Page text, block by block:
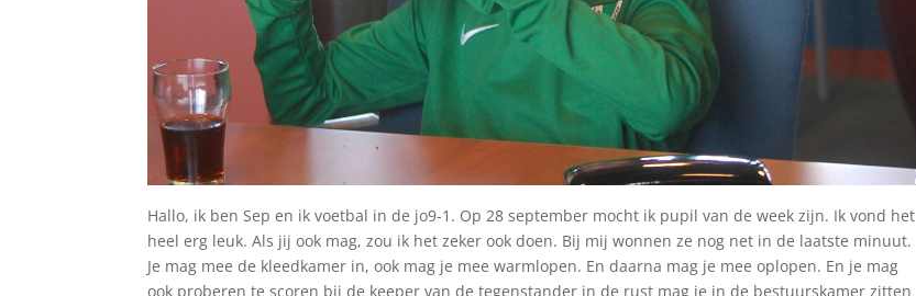
Hallo, ik ben Sep en ik voetbal in de jo9-1. Op 28 september mocht ik pupil van de week zijn. Ik vond het
heel erg leuk. Als jij ook mag, zou ik het zeker ook doen. Bij mij wonnen ze nog net in de laatste minuut.
Je mag mee de kleedkamer in, ook mag je mee warmlopen. En daarna mag je mee oplopen. En je mag
ook proberen te scoren bij de keeper van de tegenstander in de rust mag je in de bestuurskamer zitten